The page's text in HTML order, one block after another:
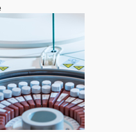
5 Diff a
de
de
programme